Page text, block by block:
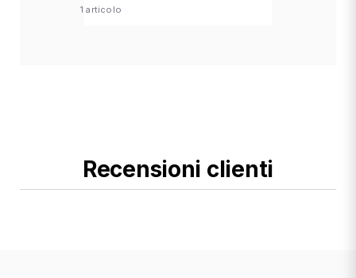
1 articolo
Recensioni clienti